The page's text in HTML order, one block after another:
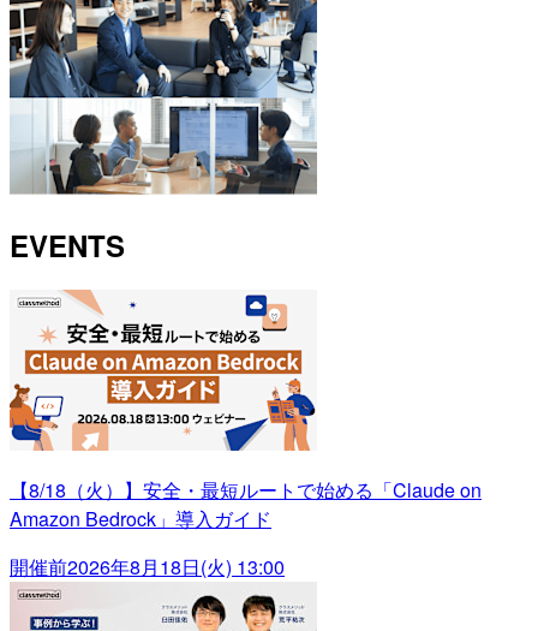
EVENTS
【8/18（火）】安全・最短ルートで始める「Claude on
Amazon Bedrock」導入ガイド
開催前2026年8月18日(火) 13:00